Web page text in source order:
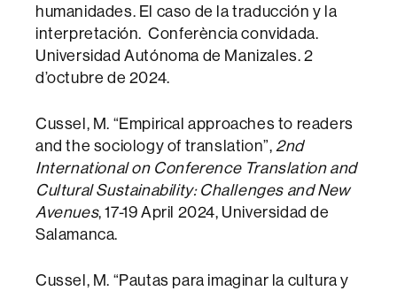
humanidades. El caso de la traducción y la
interpretación. Conferència convidada.
Universidad Autónoma de Manizales. 2
d’octubre de 2024.
Cussel, M. “Empirical approaches to readers
and the sociology of translation”,2nd
International on Conference Translation and
Cultural Sustainability: Challenges and New
Avenues, 17-19 April 2024, Universidad de
Salamanca.
Cussel, M. “Pautas para imaginar la cultura y